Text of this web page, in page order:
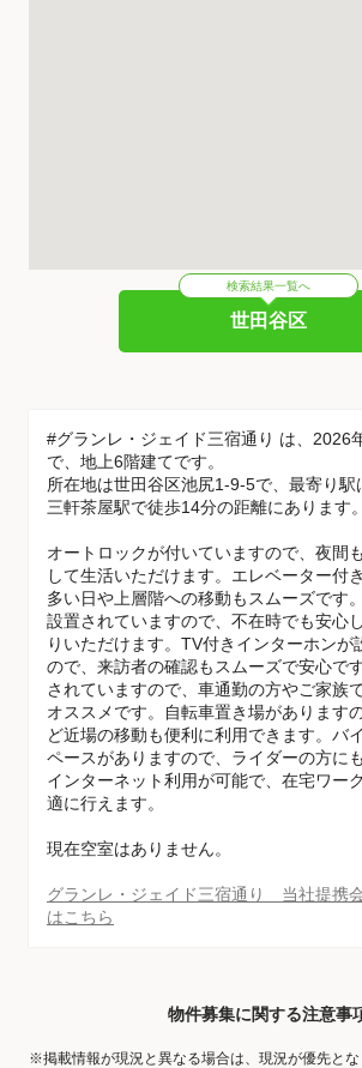
検索結果一覧へ
世田谷区
#グランレ・ジェイド三宿通り は、2026
で、地上6階建てです。
所在地は世田谷区池尻1-9-5で、最寄り駅
三軒茶屋駅で徒歩14分の距離にあります。
オートロックが付いていますので、夜間
して生活いただけます。エレベーター付
多い日や上層階への移動もスムーズです
設置されていますので、不在時でも安心
りいただけます。TV付きインターホンが
ので、来訪者の確認もスムーズで安心で
されていますので、車通勤の方やご家族
オススメです。自転車置き場があります
ど近場の移動も便利に利用できます。バ
ペースがありますので、ライダーの方に
インターネット利用が可能で、在宅ワー
適に行えます。
現在空室はありません。
グランレ・ジェイド三宿通り 当社提携
はこちら
物件募集に関する注意事
※掲載情報が現況と異なる場合は、現況が優先とな